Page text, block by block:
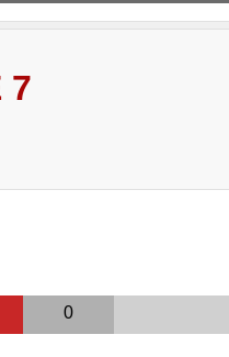
7
0